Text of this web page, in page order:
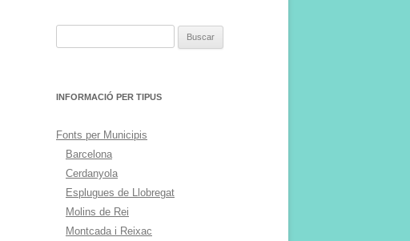
INFORMACIÓ PER TIPUS
Fonts per Municipis
Barcelona
Cerdanyola
Esplugues de Llobregat
Molins de Rei
Montcada i Reixac